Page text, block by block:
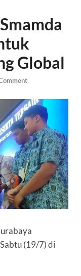
Global
(19/7) di